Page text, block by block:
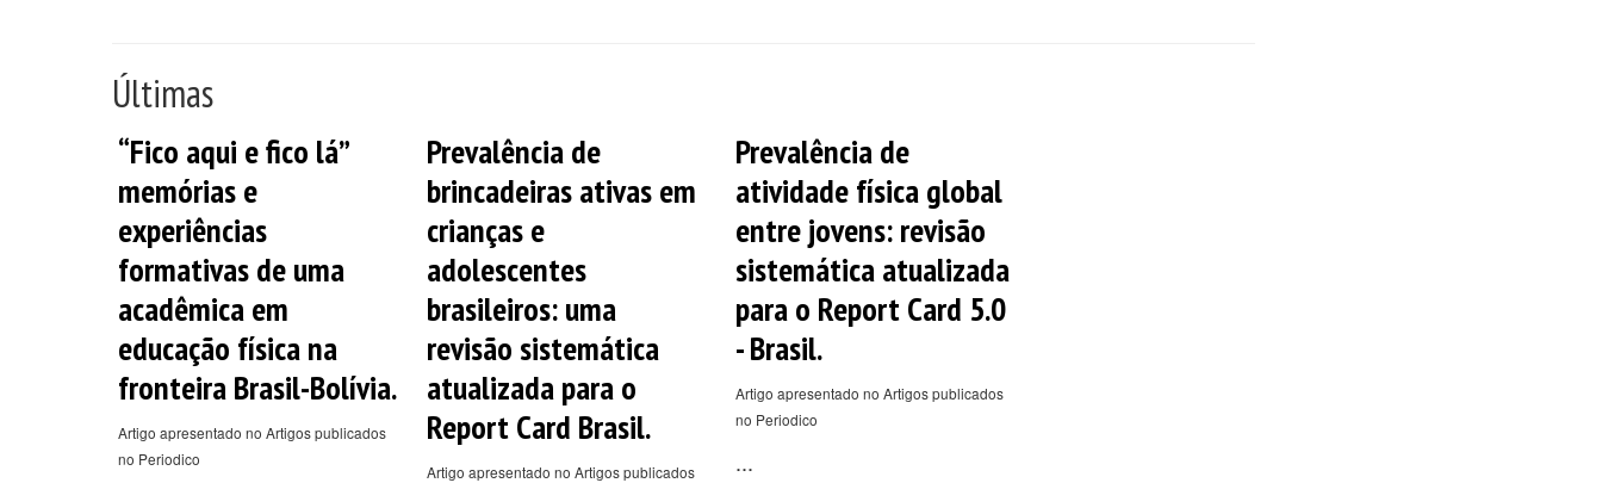
Últimas
“Fico aqui e fico lá”
memórias e
experiências
formativas de uma
acadêmica em
educação física na
fronteira Brasil-Bolívia.
Artigo apresentado no Artigos publicados
no Periodico
Prevalência de
brincadeiras ativas em
crianças e
adolescentes
brasileiros: uma
revisão sistemática
atualizada para o
Report Card Brasil.
Artigo apresentado no Artigos publicados
Prevalência de
atividade física global
entre jovens: revisão
sistemática atualizada
para o Report Card 5.0
- Brasil.
Artigo apresentado no Artigos publicados
no Periodico
...